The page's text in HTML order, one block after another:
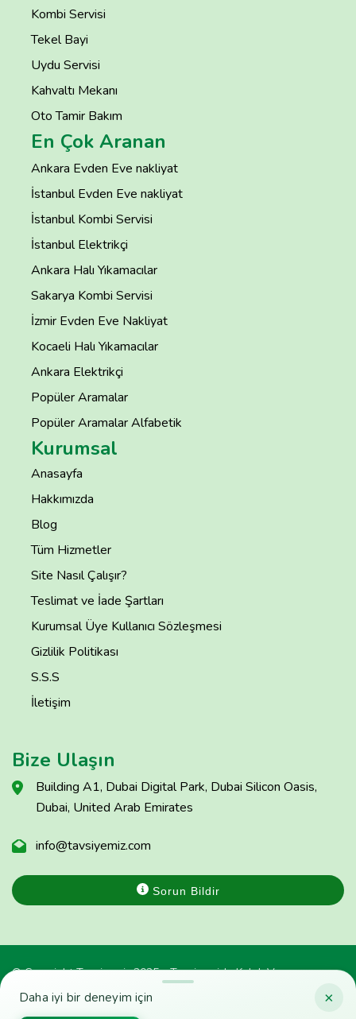
×
Daha iyi bir deneyim için
Kombi Servisi
Tekel Bayi
Uydu Servisi
Kahvaltı Mekanı
Oto Tamir Bakım
En Çok Aranan
Ankara Evden Eve nakliyat
İstanbul Evden Eve nakliyat
İstanbul Kombi Servisi
İstanbul Elektrikçi
Ankara Halı Yıkamacılar
Sakarya Kombi Servisi
İzmir Evden Eve Nakliyat
Kocaeli Halı Yıkamacılar
Ankara Elektrikçi
Popüler Aramalar
Popüler Aramalar Alfabetik
Kurumsal
Anasayfa
Hakkımızda
Blog
Tüm Hizmetler
Site Nasıl Çalışır?
Teslimat ve İade Şartları
Kurumsal Üye Kullanıcı Sözleşmesi
Gizlilik Politikası
S.S.S
İletişim
Bize Ulaşın
Building A1, Dubai Digital Park, Dubai Silicon Oasis,
Dubai, United Arab Emirates
info@tavsiyemiz.com
Sorun Bildir
© Copyright Tavsiyemiz 2025 - Tavsiyemiz'e Kulak Ver